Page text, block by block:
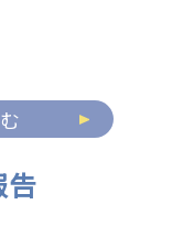
【いい女の
いマッチング
告